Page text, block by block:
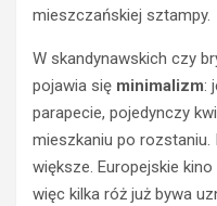
mieszczańskiej sztampy.
W skandynawskich czy
pojawia się minimalizm:
parapecie, pojedynczy
mieszkaniu po
większe. Europejskie
więc kilka róż już bywa